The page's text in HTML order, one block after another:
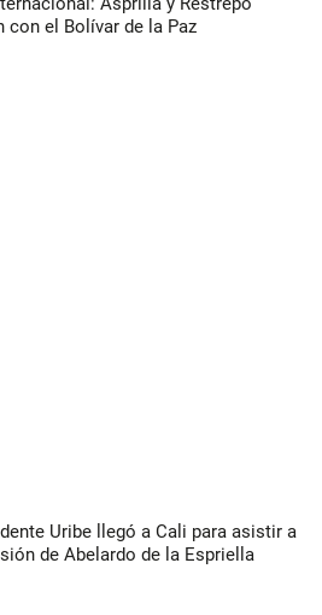
con el Bolívar de la Paz
Uribe llegó a Cali para asistir a
de Abelardo de la Espriella